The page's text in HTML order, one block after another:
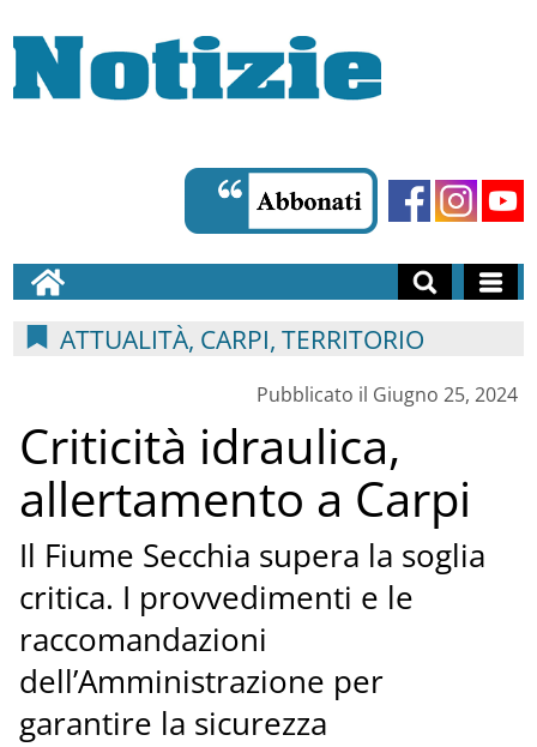
ATTUALITÀ, CARPI, TERRITORIO
Pubblicato il Giugno 25, 2024
Criticità idraulica,
allertamento a Carpi
Il Fiume Secchia supera la soglia
critica. I provvedimenti e le
raccomandazioni
dell’Amministrazione per
garantire la sicurezza